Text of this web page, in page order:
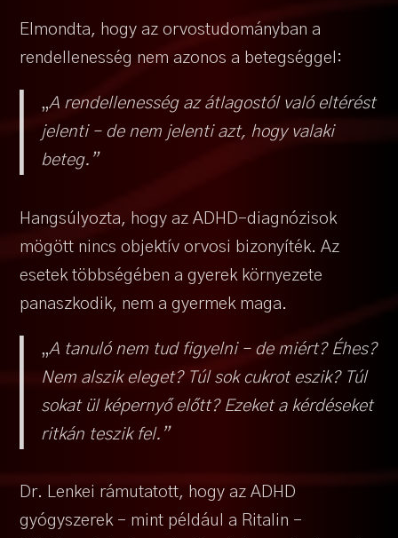
Elmondta, hogy az orvostudományban a
rendellenesség nem azonos a betegséggel:
„A rendellenesség az átlagostól való eltérést
jelenti – de nem jelenti azt, hogy valaki
beteg.”
Hangsúlyozta, hogy az ADHD-diagnózisok
mögött nincs objektív orvosi bizonyíték. Az
esetek többségében a gyerek környezete
panaszkodik, nem a gyermek maga.
„A tanuló nem tud figyelni – de miért? Éhes?
Nem alszik eleget? Túl sok cukrot eszik? Túl
sokat ül képernyő előtt? Ezeket a kérdéseket
ritkán teszik fel.”
Dr. Lenkei rámutatott, hogy az ADHD
gyógyszerek – mint például a Ritalin –